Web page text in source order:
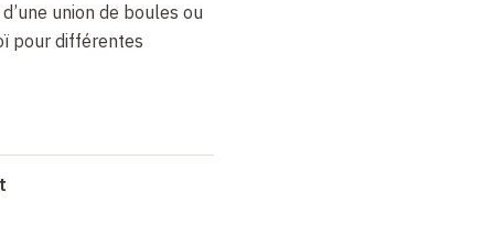
union de boules ou
pour différentes